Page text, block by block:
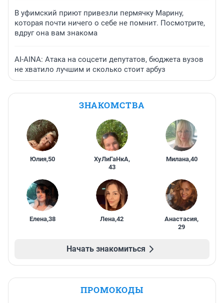
В уфимский приют привезли пермячку Марину,
которая почти ничего о себе не помнит. Посмотрите,
вдруг она вам знакома
AI-AINA: Атака на соцсети депутатов, бюджета вузов
не хватило лучшим и сколько стоит арбуз
ЗНАКОМСТВА
Юлия,50 ХуЛиГаНкА,
43
Милана,40
Елена,38 Лена,42 Анастасия,
29
Начать знакомиться
ПРОМОКОДЫ